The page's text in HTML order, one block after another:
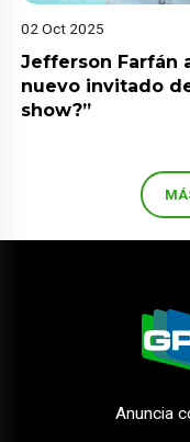
02 Oct 2025
Jefferson Farfán
nuevo invitado de
show?”
Anuncia